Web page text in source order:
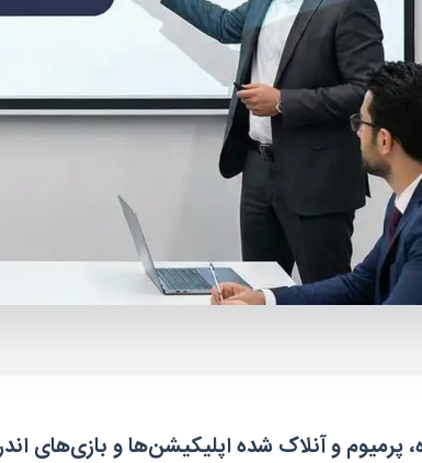
و آنلاک شده اپلیکیشن‌ها و بازی‌های